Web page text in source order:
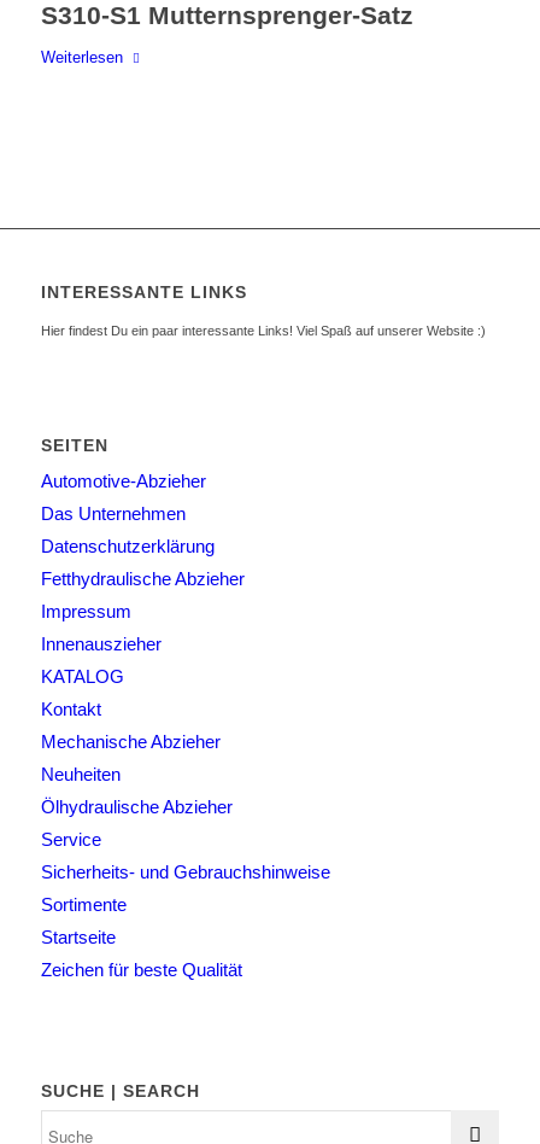
S310-S1 Mutternsprenger-Satz
Weiterlesen
INTERESSANTE LINKS
Hier findest Du ein paar interessante Links! Viel Spaß auf unserer Website :)
SEITEN
Automotive-Abzieher
Das Unternehmen
Datenschutzerklärung
Fetthydraulische Abzieher
Impressum
Innenauszieher
KATALOG
Kontakt
Mechanische Abzieher
Neuheiten
Ölhydraulische Abzieher
Service
Sicherheits- und Gebrauchshinweise
Sortimente
Startseite
Zeichen für beste Qualität
SUCHE | SEARCH